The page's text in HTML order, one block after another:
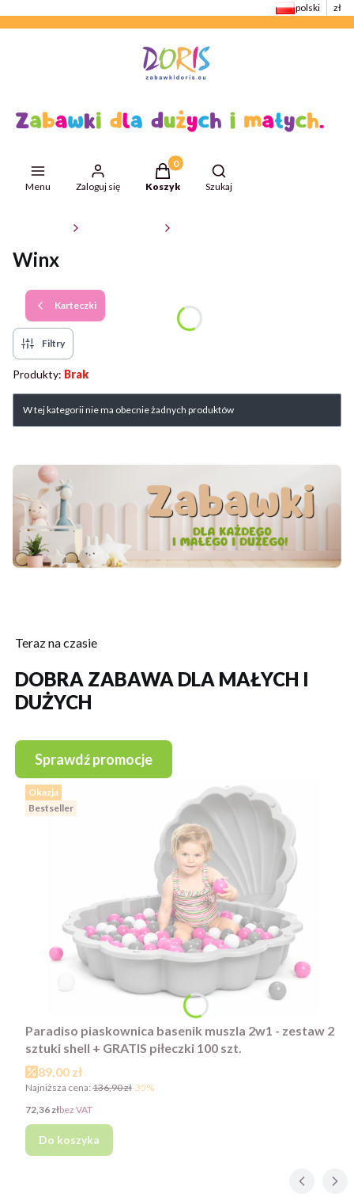
polski zł
Menu Zaloguj się
Produkty w koszyku: 0. Zobacz
Koszyk
Otwórz wyszukiwarkę
Szukaj
Winx
Karteczki
Filtry
Produkty: Brak
Lista produktów
W tej kategorii nie ma obecnie żadnych produktów
Teraz na czasie
DOBRA ZABAWA DLA MAŁYCH I
DUŻYCH
Sprawdź promocje
Okazja
Bestseller
Paradiso piaskownica basenik muszla 2w1 - zestaw 2
sztuki shell + GRATIS piłeczki 100 szt.
Cena promocyjna
89,00 zł
Najniższa cena: 136,90 zł-35%
Cena
72,36 złbez VAT
Do koszyka